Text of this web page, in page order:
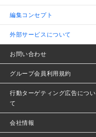
編集コンセプト
外部サービスについて
お問い合わせ
グループ会員利用規約
行動ターゲティング広告につい
て
会社情報